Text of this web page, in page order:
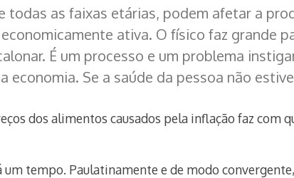
todas as faixas etárias, podem afetar a
ativa. O físico faz grande
É um processo e um problema
economia. Se a saúde da pessoa não
dos alimentos causados pela inflação faz com
um tempo. Paulatinamente e de modo